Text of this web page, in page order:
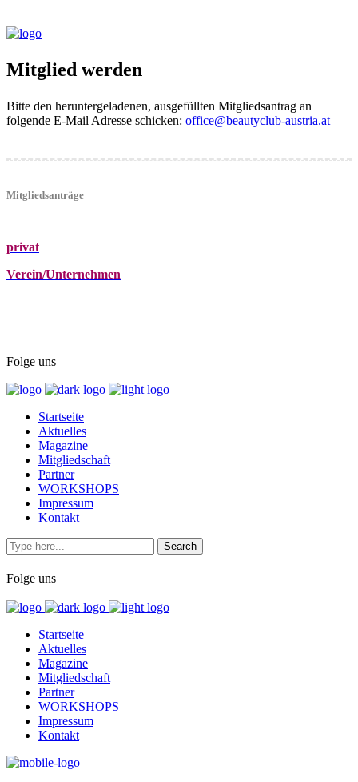
Mitglied werden
Bitte den heruntergeladenen, ausgefüllten Mitgliedsantrag an
folgende E-Mail Adresse schicken: office@beautyclub-austria.at
Mitgliedsanträge
privat
Verein/Unternehmen
Folge uns
Startseite
Aktuelles
Magazine
Mitgliedschaft
Partner
WORKSHOPS
Impressum
Kontakt
Folge uns
Startseite
Aktuelles
Magazine
Mitgliedschaft
Partner
WORKSHOPS
Impressum
Kontakt